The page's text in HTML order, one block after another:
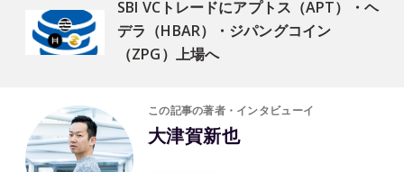
SBI VCトレードにアプトス（APT）・ヘ
デラ（HBAR）・ジパングコイン
（ZPG）上場へ
この記事の著者・インタビューイ
大津賀新也